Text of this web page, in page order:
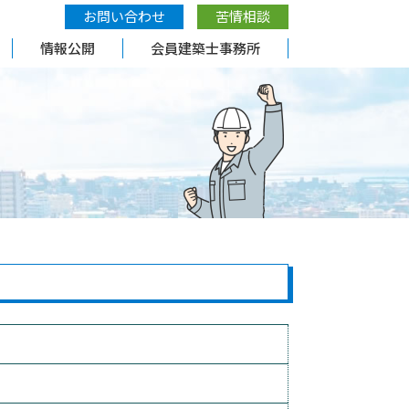
お問い合わせ
苦情相談
情報公開
会員建築士事務所